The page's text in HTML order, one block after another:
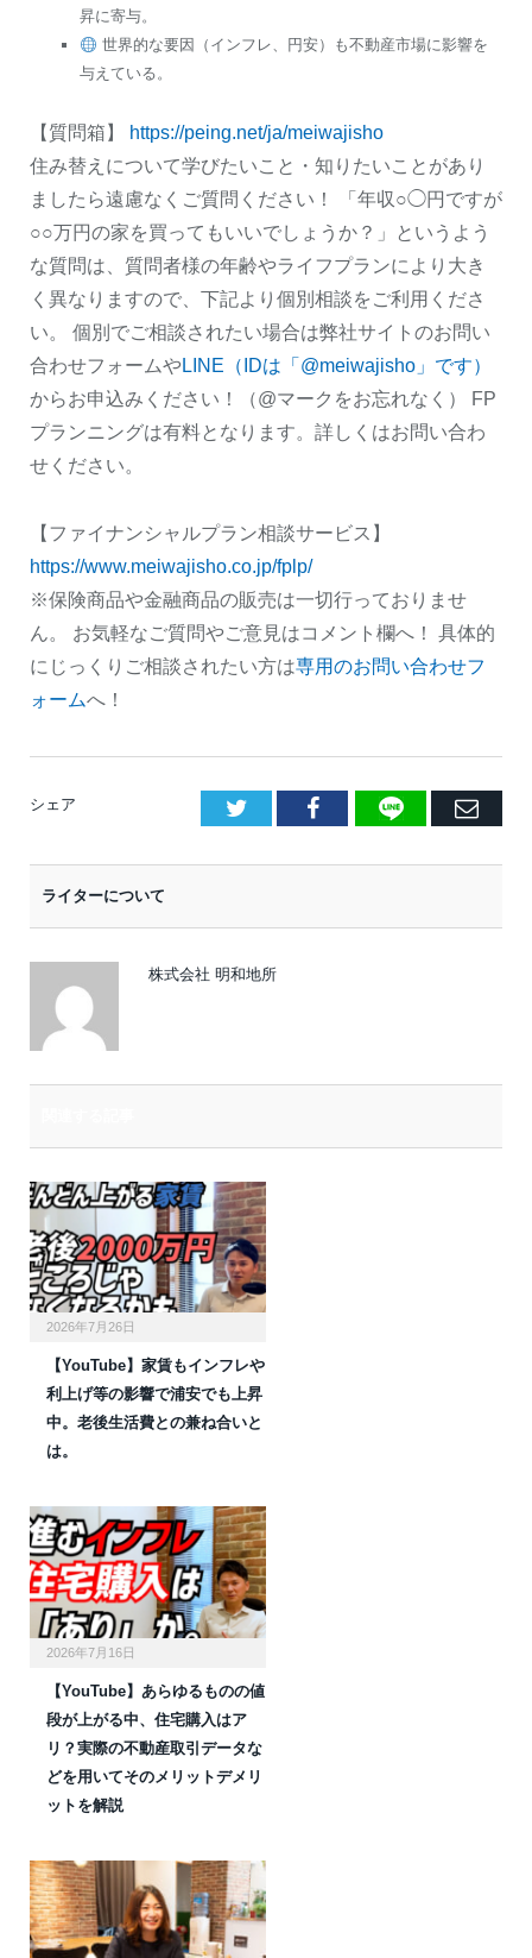
昇に寄与。
世界的な要因（インフレ、円安）も不動産市場に影響を
与えている。
【質問箱】
https://peing.net/ja/meiwajisho
住み替えについて学びたいこと・知りたいことがあり
ましたら遠慮なくご質問ください！ 「年収○◯円ですが
○○万円の家を買ってもいいでしょうか？」というよう
な質問は、質問者様の年齢やライフプランにより大き
く異なりますので、下記より個別相談をご利用くださ
い。 個別でご相談されたい場合は弊社サイトのお問い
合わせフォームやLINE（IDは「@meiwajisho」です）
からお申込みください！（@マークをお忘れなく） FP
プランニングは有料となります。詳しくはお問い合わ
せください。
【ファイナンシャルプラン相談サービス】
https://www.meiwajisho.co.jp/fplp/
※保険商品や金融商品の販売は一切行っておりませ
ん。 お気軽なご質問やご意見はコメント欄へ！ 具体的
にじっくりご相談されたい方は専用のお問い合わせフ
ォームへ！
シェア Facebook
LINE
E
ライターについて
株式会社 明和地所
2026年7月26日
【YouTube】家賃もインフレや
利上げ等の影響で浦安でも上昇
中。老後生活費との兼ね合いと
は。
2026年7月16日
【YouTube】あらゆるものの値
段が上がる中、住宅購入はア
リ？実際の不動産取引データな
どを用いてそのメリットデメリ
ットを解説